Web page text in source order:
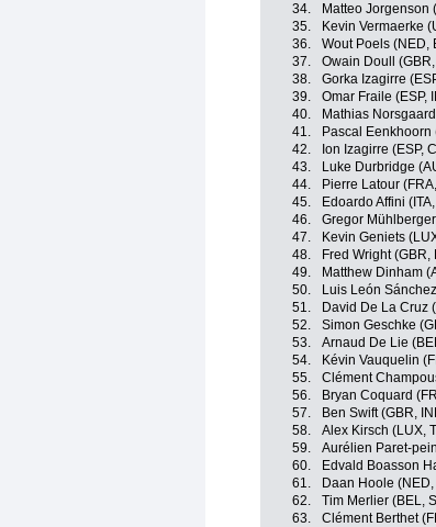
34.
Matteo Jorgenson
35.
Kevin Vermaerke
36.
Wout Poels (NED,
37.
Owain Doull
38.
Gorka Izagirre
39.
Omar Fraile (ESP,
40.
Mathias
41.
Pascal Eenkhoorn
42.
Ion Izagirre (ESP,
43.
Luke Durbridge
44.
Pierre Latour
45.
Edoardo Affini
46.
Gregor
47.
Kevin Geniets
48.
Fred Wright
49.
Matthew Dinham
50.
Luis León
51.
David De La Cruz
52.
Simon Geschke
53.
Arnaud De Lie
54.
Kévin Vauquelin
55.
Clément
56.
Bryan Coquard
57.
Ben Swift (GBR,
58.
Alex Kirsch (LUX,
59.
Aurélien Paret-
60.
Edvald Boasson
61.
Daan Hoole
62.
Tim Merlier (BEL,
63.
Clément Berthet